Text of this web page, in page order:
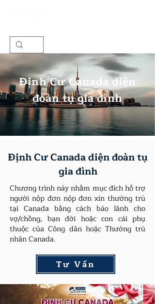
Định Cư Canada diện
đoàn tụ gia đình
Định Cư Canada diện đoàn tụ
gia đình
Chương trình này nhằm mục đích hỗ trợ
người nộp đơn nộp đơn xin thường trú
tại Canada bằng cách bảo lãnh cho
vợ/chồng, bạn đời hoặc con cái phụ
thuộc của Công dân hoặc Thường trú
nhân Canada.
Tư Vấn